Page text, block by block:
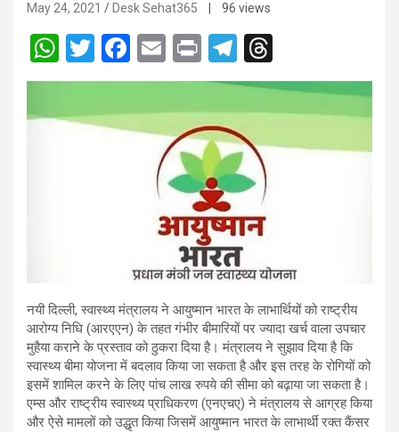
May 24, 2021 Desk Sehat365 | 96 views
W
h
s
T
wi
tt
er
F
a
ce
b
E
m
ail
Pr
in
t
T
el
e
gr
a
m
hr
e
नयी दिल्ली, स्वास्थ्य मंत्रालय ने आयुष्मान भारत के लाभार्थियों को राष्ट्रीय
आरोग्य निधि (आरएएन) के तहत गंभीर बीमारियों पर ज्यादा खर्च वाला उपचार
मुहैया कराने के प्रस्ताव को ठुकरा दिया है। मंत्रालय ने सुझाव दिया है कि
स्वास्थ्य बीमा योजना में बदलाव किया जा सकता है और इस तरह के रोगियों को
इसमें शामिल करने के लिए पांच लाख रुपये की सीमा को बढ़ाया जा सकता है।
एम्स और राष्ट्रीय स्वास्थ्य प्राधिकरण (एनएचए) ने मंत्रालय से आग्रह किया
और ऐसे मामलों को उद्धृत किया जिसमें आयुष्मान भारत के लाभार्थी रक्त कैंसर